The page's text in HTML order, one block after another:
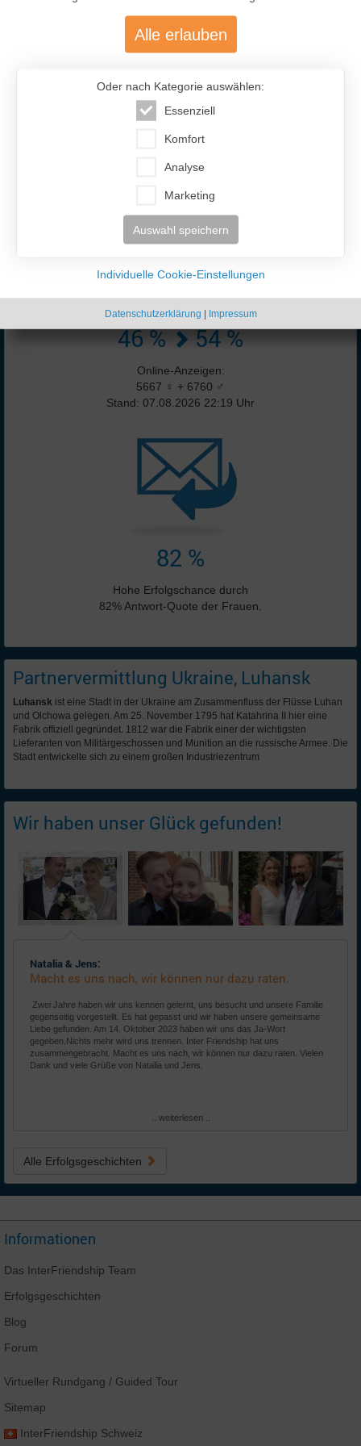
477.200
Über 477.200 aktive Mitglieder
46 % 54 %
Online-Anzeigen:
5667 ♀ + 6760 ♂
Stand: 07.08.2026 22:19 Uhr
82 %
Hohe Erfolgschance durch
82% Antwort-Quote der Frauen.
Partnervermittlung Ukraine, Luhansk
Luhansk ist eine Stadt in der Ukraine am Zusammenfluss der Flüsse Luhan
und Olchowa gelegen. Am 25. November 1795 hat Katahrina II hier eine
Fabrik offiziell gegründet. 1812 war die Fabrik einer der wichtigsten
Lieferanten von Militärgeschossen und Munition an die russische Armee. Die
Stadt entwickelte sich zu einem großen Industriezentrum
Wir haben unser Glück gefunden!
Natalia & Jens:
Macht es uns nach, wir können nur dazu raten.
Zwei Jahre haben wir uns kennen gelernt, uns besucht und unsere Familie
gegenseitig vorgestellt. Es hat gepasst und wir haben unsere gemeinsame
Liebe gefunden. Am 14. Oktober 2023 haben wir uns das Ja-Wort
gegeben.Nichts mehr wird uns trennen. Inter Friendship hat uns
zusammengebracht. Macht es uns nach, wir können nur dazu raten. Vielen
Dank und viele Grüße von Natalia und Jens.
.. weiterlesen ..
Alle Erfolgsgeschichten
Informationen
Das InterFriendship Team
Erfolgsgeschichten
Blog
Forum
Virtueller Rundgang / Guided Tour
Sitemap
InterFriendship Schweiz
Alle erlauben
Oder nach Kategorie auswählen:
Essenziell
Komfort
Analyse
Marketing
Auswahl speichern
Individuelle Cookie-Einstellungen
Datenschutzerklärung | Impressum